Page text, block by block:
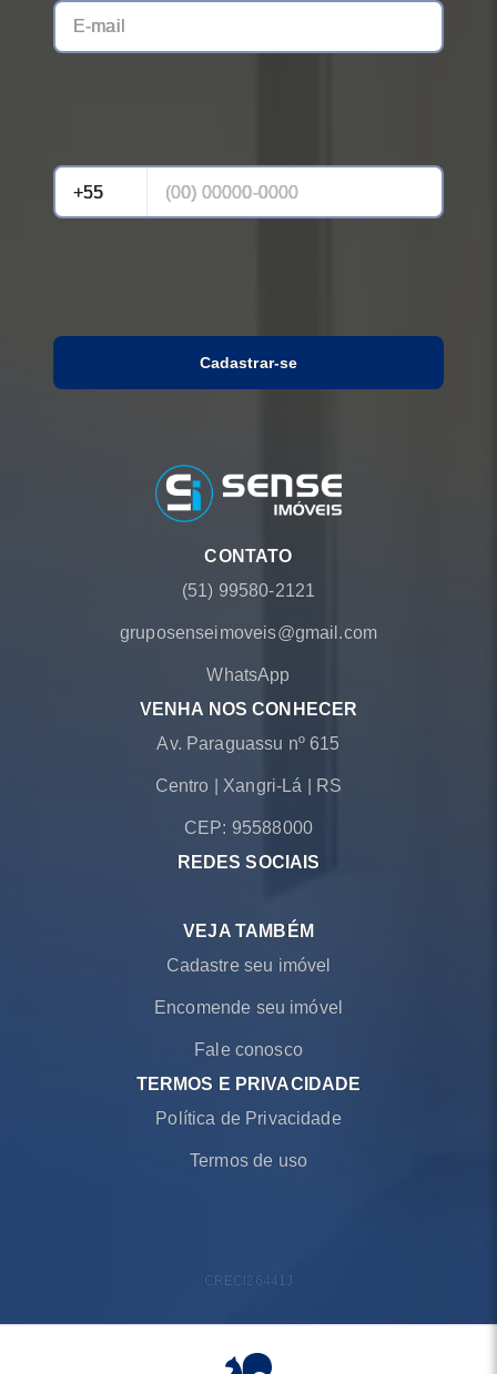
Cadastrar-se
CONTATO
(51) 99580-2121
gruposenseimoveis@gmail.com
WhatsApp
VENHA NOS CONHECER
Av. Paraguassu nº 615
Centro Xangri-Lá RS
CEP: 95588000
REDES SOCIAIS
VEJA TAMBÉM
Cadastre seu imóvel
Encomende seu imóvel
Fale conosco
TERMOS E PRIVACIDADE
Política de Privacidade
Termos de uso
CRECI 26441J